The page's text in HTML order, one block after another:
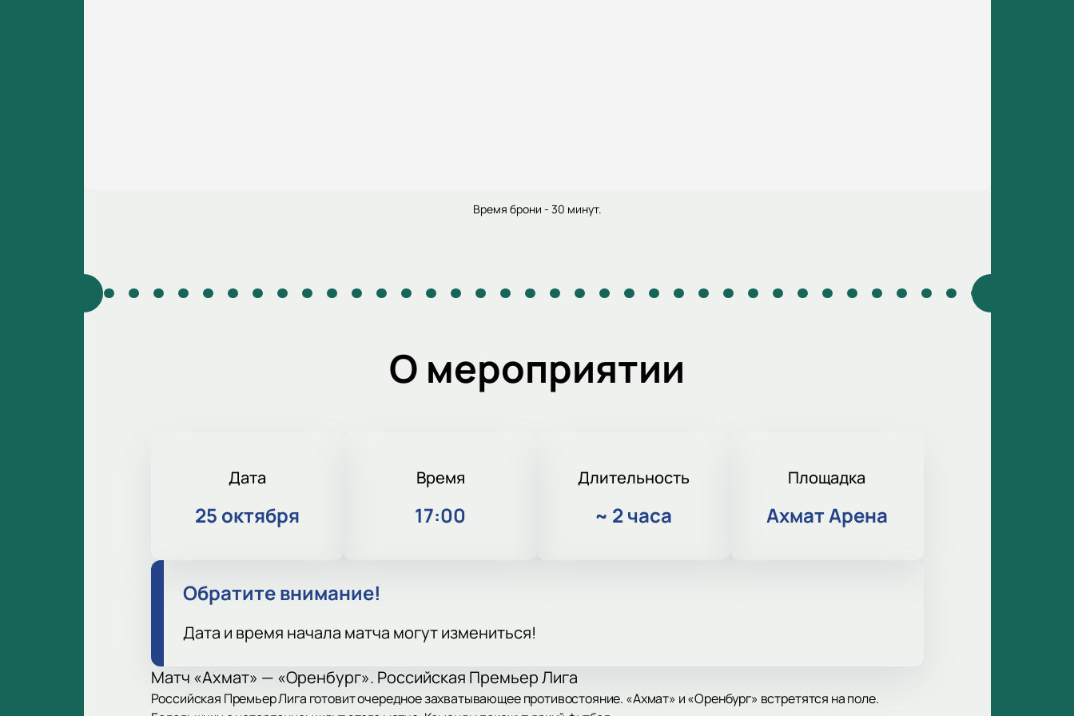
Время брони - 30 минут.
О мероприятии
Дата
25 октября
Время
17:00
Длительность
~ 2 часа
Площадка
Ахмат Арена
Обратите внимание!
Дата и время начала матча могут измениться!
Матч «Ахмат» — «Оренбург». Российская Премьер Лига
Российская Премьер Лига готовит очередное захватывающее противостояние. «Ахмат» и «Оренбург» встретятся на поле.